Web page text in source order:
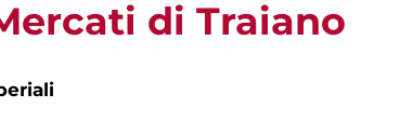
di Traiano